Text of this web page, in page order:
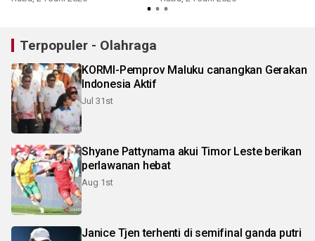
Terpopuler - Olahraga
KORMI-Pemprov Maluku canangkan Gerakan
Indonesia Aktif
Jul 31st
Shyane Pattynama akui Timor Leste berikan
perlawanan hebat
Aug 1st
Janice Tjen terhenti di semifinal ganda putri